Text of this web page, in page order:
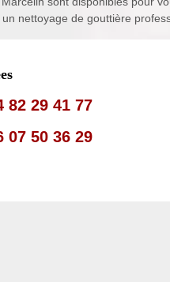
nettoyage de gouttière
82 29 41 77
07 50 36 29